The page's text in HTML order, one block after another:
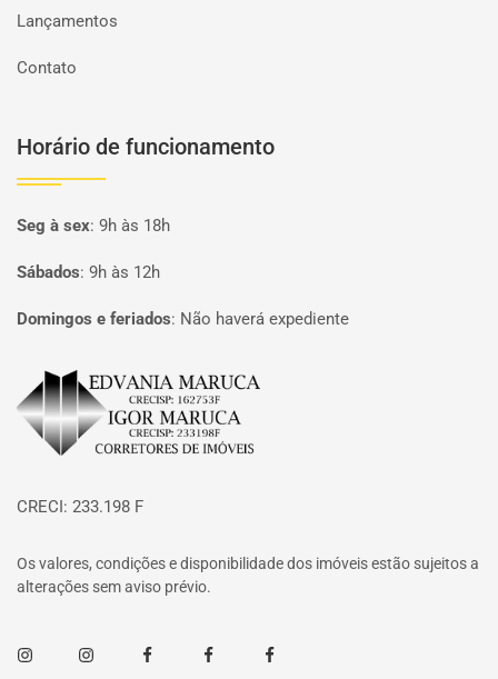
Lançamentos
Contato
Horário de funcionamento
Seg à sex: 9h às 18h
Sábados: 9h às 12h
Domingos e feriados: Não haverá expediente
Página inicial
CRECI: 233.198 F
Os valores, condições e disponibilidade dos imóveis estão sujeitos a
alterações sem aviso prévio.
InstagramInstagramFacebookFacebookFacebook